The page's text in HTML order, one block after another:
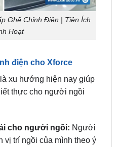
Hoạt
điện cho Xforce
thực cho người ngồi
cho người ngồi:
chỉnh điện có các tính
sống, thổi gió làm mát